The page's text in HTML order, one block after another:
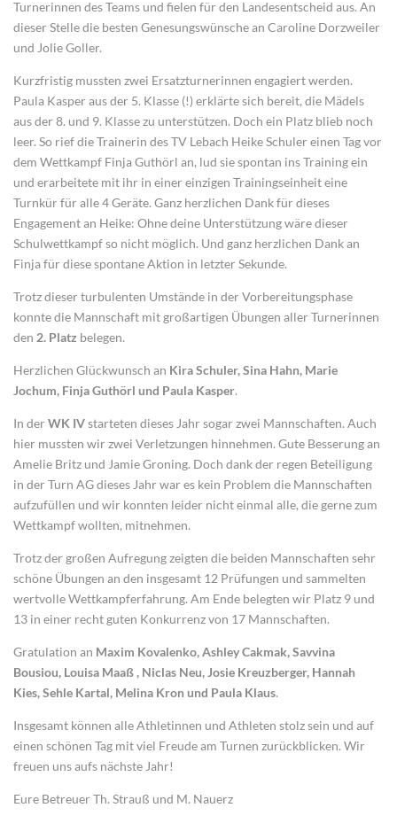
Turnerinnen des Teams und fielen für den Landesentscheid aus. An
dieser Stelle die besten Genesungswünsche an Caroline Dorzweiler
und Jolie Goller.
Kurzfristig mussten zwei Ersatzturnerinnen engagiert werden.
Paula Kasper aus der 5. Klasse (!) erklärte sich bereit, die Mädels
aus der 8. und 9. Klasse zu unterstützen. Doch ein Platz blieb noch
leer. So rief die Trainerin des TV Lebach Heike Schuler einen Tag vor
dem Wettkampf Finja Guthörl an, lud sie spontan ins Training ein
und erarbeitete mit ihr in einer einzigen Trainingseinheit eine
Turnkür für alle 4 Geräte. Ganz herzlichen Dank für dieses
Engagement an Heike: Ohne deine Unterstützung wäre dieser
Schulwettkampf so nicht möglich. Und ganz herzlichen Dank an
Finja für diese spontane Aktion in letzter Sekunde.
Trotz dieser turbulenten Umstände in der Vorbereitungsphase
konnte die Mannschaft mit großartigen Übungen aller Turnerinnen
den 2. Platz belegen.
Herzlichen Glückwunsch an Kira Schuler, Sina Hahn, Marie
Jochum, Finja Guthörl und Paula Kasper.
In der WK IVstarteten dieses Jahr sogar zwei Mannschaften. Auch
hier mussten wir zwei Verletzungen hinnehmen. Gute Besserung an
Amelie Britz und Jamie Groning. Doch dank der regen Beteiligung
in der Turn AG dieses Jahr war es kein Problem die Mannschaften
aufzufüllen und wir konnten leider nicht einmal alle, die gerne zum
Wettkampf wollten, mitnehmen.
Trotz der großen Aufregung zeigten die beiden Mannschaften sehr
schöne Übungen an den insgesamt 12 Prüfungen und sammelten
wertvolle Wettkampferfahrung. Am Ende belegten wir Platz 9 und
13 in einer recht guten Konkurrenz von 17 Mannschaften.
Gratulation an Maxim Kovalenko, Ashley Cakmak, Savvina
Bousiou, Louisa Maaß , Niclas Neu, Josie Kreuzberger, Hannah
Kies, Sehle Kartal, Melina Kron und Paula Klaus.
Insgesamt können alle Athletinnen und Athleten stolz sein und auf
einen schönen Tag mit viel Freude am Turnen zurückblicken. Wir
freuen uns aufs nächste Jahr!
Eure Betreuer Th. Strauß und M. Nauerz